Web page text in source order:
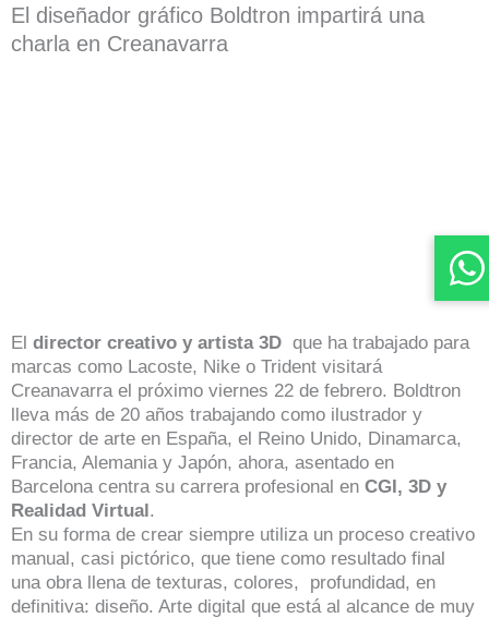
El diseñador gráfico Boldtron impartirá una
charla en Creanavarra
El director creativo y artista 3D que ha trabajado para
marcas como Lacoste, Nike o Trident visitará
Creanavarra el próximo viernes 22 de febrero. Boldtron
lleva más de 20 años trabajando como ilustrador y
director de arte en España, el Reino Unido, Dinamarca,
Francia, Alemania y Japón, ahora, asentado en
Barcelona centra su carrera profesional en CGI, 3D y
Realidad Virtual.
En su forma de crear siempre utiliza un proceso creativo
manual, casi pictórico, que tiene como resultado final
una obra llena de texturas, colores, profundidad, en
definitiva: diseño. Arte digital que está al alcance de muy